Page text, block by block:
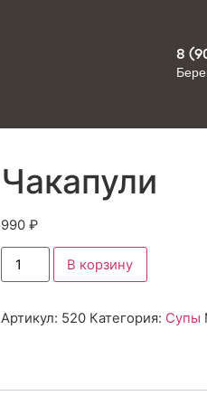
8
Чакапули
990 ₽
В корзину
Артикул: 520 Категория: Супы